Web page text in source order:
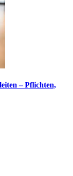
– Pflichten,